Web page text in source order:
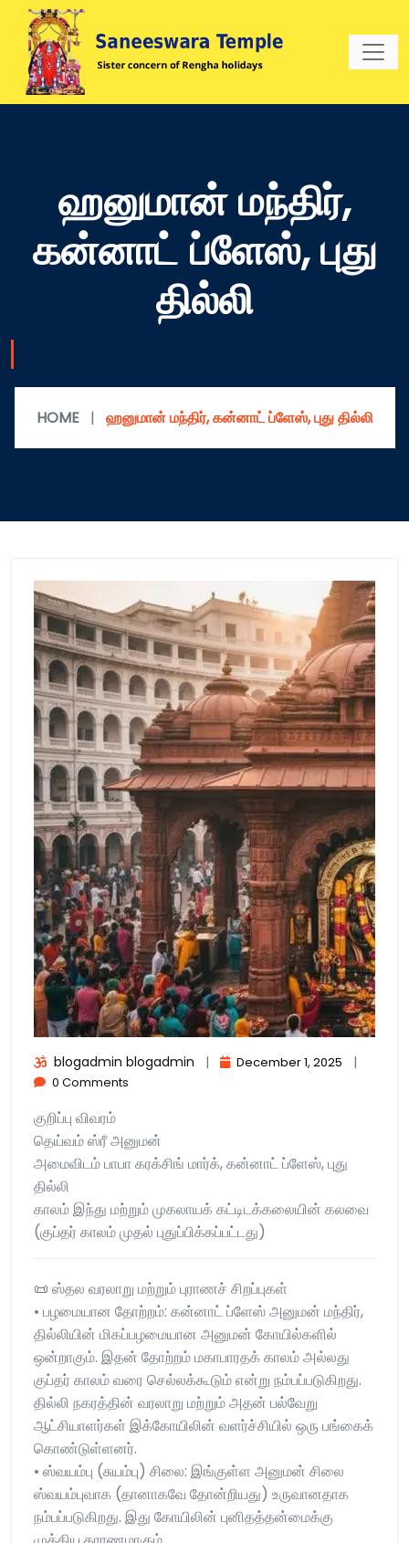
ஹனுமான் மந்திர்,
கன்னாட் ப்ளேஸ், புது
தில்லி
HOME | ஹனுமான் மந்திர், கன்னாட் ப்ளேஸ், புது தில்லி
blogadmin blogadmin | December 1, 2025 |
0 Comments
குறிப்பு விவரம்
தெய்வம் ஸ்ரீ அனுமன்
அமைவிடம் பாபா கரக்சிங் மார்க், கன்னாட் ப்ளேஸ், புது
தில்லி
காலம் இந்து மற்றும் முகலாயக் கட்டிடக்கலையின் கலவை
(குப்தர் காலம் முதல் புதுப்பிக்கப்பட்டது)
📜 ஸ்தல வரலாறு மற்றும் புராணச் சிறப்புகள்
• பழமையான தோற்றம்: கன்னாட் ப்ளேஸ் அனுமன் மந்திர்,
தில்லியின் மிகப்பழமையான அனுமன் கோயில்களில்
ஒன்றாகும். இதன் தோற்றம் மகாபாரதக் காலம் அல்லது
குப்தர் காலம் வரை செல்லக்கூடும் என்று நம்பப்படுகிறது.
தில்லி நகரத்தின் வரலாறு மற்றும் அதன் பல்வேறு
ஆட்சியாளர்கள் இக்கோயிலின் வளர்ச்சியில் ஒரு பங்கைக்
கொண்டுள்ளனர்.
• ஸ்வயம்பு (சுயம்பு) சிலை: இங்குள்ள அனுமன் சிலை
ஸ்வயம்புவாக (தானாகவே தோன்றியது) உருவானதாக
நம்பப்படுகிறது. இது கோயிலின் புனிதத்தன்மைக்கு